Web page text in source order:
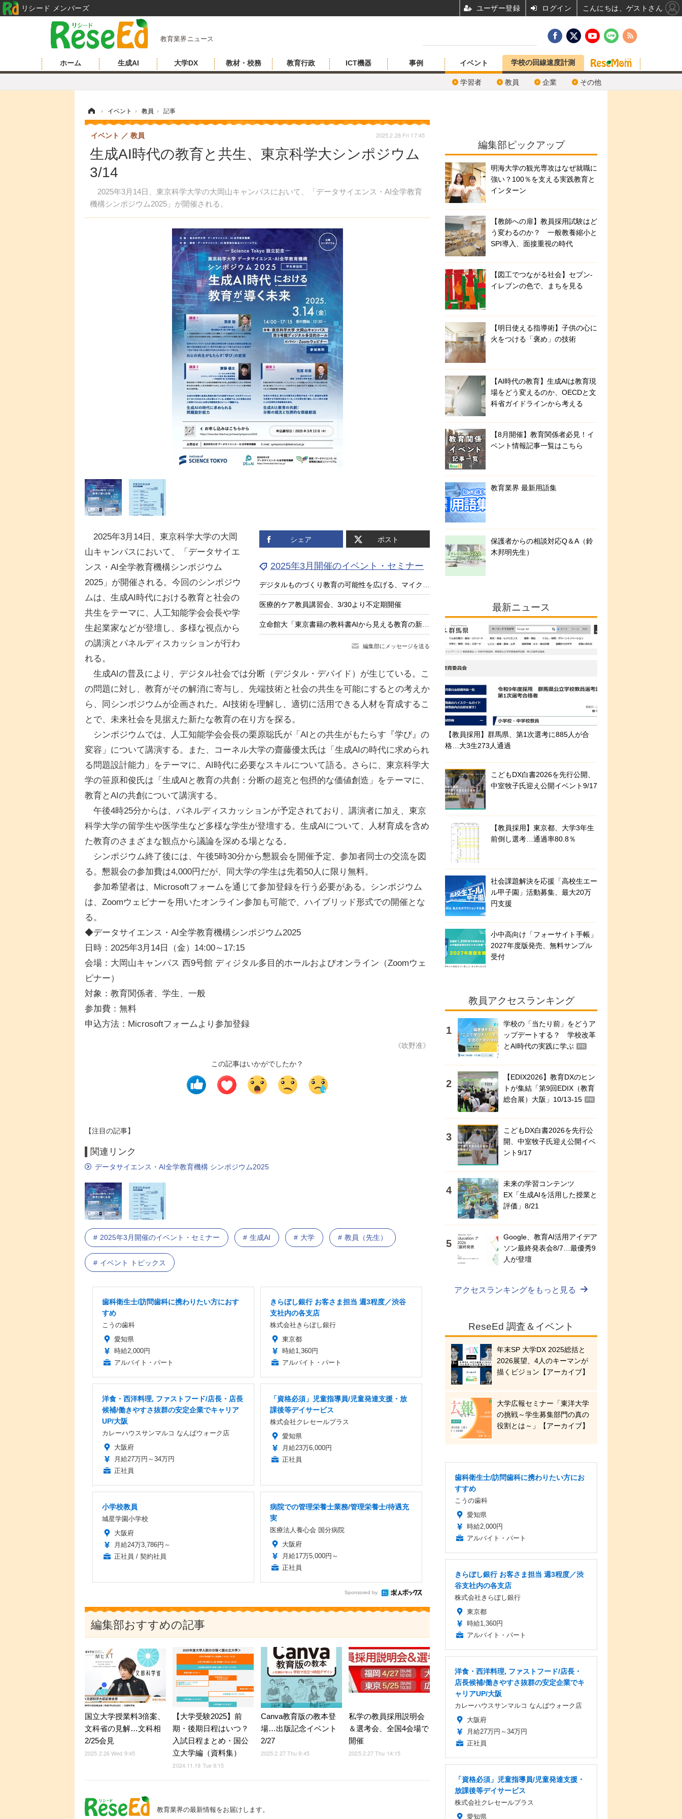
教育業界ニュース
ホーム 生成AI 大学DX 教材・校務 教育行政 ICT機器 事例 イベント
学習者 教員 企業 その他
学校の回線速度計測
› イベント › 教員 › 記事
生成AI時代の教育と共生、東京科学大シンポジウム
3/14
2025年3月14日、東京科学大学の大岡山キャンパスにおいて、「データサイエンス・AI全学教育
機構シンポジウム2025」が開催される。
イベント 教員 2025.2.28 Fri 17:45
シェア ポスト
2025年3月開催のイベント・セミナー
デジタルものづくり教育の可能性を広げる、マイクラカップ活動報告会レポート
医療的ケア教員講習会、3/30より不定期開催
立命館大「東京書籍の教科書AIから見える教育の新しいデザイン」3/30
編集部にメッセージを送る
2025年3月14日、東京科学大学の大岡
山キャンパスにおいて、「データサイエ
ンス・AI全学教育機構シンポジウム
2025」が開催される。今回のシンポジウ
ムは、生成AI時代における教育と社会の
共生をテーマに、人工知能学会会長や学
生起業家などが登壇し、多様な視点から
の講演とパネルディスカッションが行わ
れる。
生成AIの普及により、デジタル社会では分断（デジタル・デバイド）が生じている。こ
の問題に対し、教育がその解消に寄与し、先端技術と社会の共生を可能にするとの考えか
ら、同シンポジウムが企画された。AI技術を理解し、適切に活用できる人材を育成するこ
とで、未来社会を見据えた新たな教育の在り方を探る。
シンポジウムでは、人工知能学会会長の栗原聡氏が「AIとの共生がもたらす『学び』の
変容」について講演する。また、コーネル大学の齋藤優太氏は「生成AIの時代に求められ
る問題設計能力」をテーマに、AI時代に必要なスキルについて語る。さらに、東京科学大
学の笹原和俊氏は「生成AIと教育の共創：分断の超克と包摂的な価値創造」をテーマに、
教育とAIの共創について講演する。
午後4時25分からは、パネルディスカッションが予定されており、講演者に加え、東京
科学大学の留学生や医学生など多様な学生が登壇する。生成AIについて、人材育成を含め
た教育のさまざまな観点から議論を深める場となる。
シンポジウム終了後には、午後5時30分から懇親会を開催予定、参加者同士の交流を図
る。懇親会の参加費は4,000円だが、同大学の学生は先着50人に限り無料。
参加希望者は、Microsoftフォームを通じて参加登録を行う必要がある。シンポジウム
は、Zoomウェビナーを用いたオンライン参加も可能で、ハイブリッド形式での開催とな
る。
◆データサイエンス・AI全学教育機構シンポジウム2025
日時：2025年3月14日（金）14:00～17:15
会場：大岡山キャンパス 西9号館 ディジタル多目的ホールおよびオンライン（Zoomウェ
ビナー）
対象：教育関係者、学生、一般
参加費：無料
申込方法：Microsoftフォームより参加登録
《吹野准》
この記事はいかがでしたか？
【注目の記事】
関連リンク
データサイエンス・AI全学教育機構 シンポジウム2025
2025年3月開催のイベント・セミナー 生成AI 大学 教員（先生）
イベント トピックス
歯科衛生士/訪問歯科に携わりたい方におす
すめ
こうの歯科
愛知県
時給2,000円
アルバイト・パート
きらぼし銀行 お客さま担当 週3程度／渋谷
支社内の各支店
株式会社きらぼし銀行
東京都
時給1,360円
アルバイト・パート
洋食・西洋料理, ファストフード/店長・店長
候補/働きやすさ抜群の安定企業でキャリア
UP/大阪
カレーハウスサンマルコ なんばウォーク店
大阪府
月給27万円～34万円
正社員
「資格必須」児童指導員/児童発達支援・放
課後等デイサービス
株式会社クレセールプラス
愛知県
月給23万6,000円
正社員
小学校教員
城星学園小学校
大阪府
月給24万3,786円～
正社員 / 契約社員
病院での管理栄養士業務/管理栄養士/待遇充
実
医療法人養心会 国分病院
大阪府
月給17万5,000円～
正社員
Sponsored by
編集部おすすめの記事
国立大学授業料3倍案、
文科省の見解…文科相
2/25会見
2025.2.26 Wed 9:45
【大学受験2025】前
期・後期日程はいつ？
入試日程まとめ・国公
立大学編（資料集）
2024.11.19 Tue 9:15
Canva教育版の教本登
場…出版記念イベント
2/27
2025.2.27 Thu 9:45
私学の教員採用説明会
＆選考会、全国4会場で
開催
2025.2.27 Thu 14:15
教育業界の最新情報をお届けします。
編集部ピックアップ
明海大学の観光専攻はなぜ就職に
強い？100％を支える実践教育と
インターン
【教師への扉】教員採用試験はど
う変わるのか？ 一般教養縮小と
SPI導入、面接重視の時代
【図工でつながる社会】セブン‐
イレブンの色で、まちを見る
【明日使える指導術】子供の心に
火をつける「褒め」の技術
【AI時代の教育】生成AIは教育現
場をどう変えるのか、OECDと文
科省ガイドラインから考える
【8月開催】教育関係者必見！イ
ベント情報記事一覧はこちら
教育業界 最新用語集
保護者からの相談対応Q＆A（鈴
木邦明先生）
最新ニュース
【教員採用】群馬県、第1次選考に885人が合
格…大3生273人通過
こどもDX白書2026を先行公開、
中室牧子氏迎え公開イベント9/17
【教員採用】東京都、大学3年生
前倒し選考…通過率80.8％
社会課題解決を応援「高校生エー
ル甲子園」活動募集、最大20万
円支援
小中高向け「フォーサイト手帳」
2027年度版発売、無料サンプル
受付
教員アクセスランキング
学校の「当たり前」をどうア
ップデートする？ 学校改革
とAI時代の実践に学ぶ
PR
【EDIX2026】教育DXのヒン
トが集結「第9回EDIX（教育
総合展）大阪」10/13-15
PR
こどもDX白書2026を先行公
開、中室牧子氏迎え公開イベ
ント9/17
未来の学習コンテンツ
EX「生成AIを活用した授業と
評価」8/21
Google、教育AI活用アイデア
ソン最終発表会8/7…最優秀9
人が登壇
アクセスランキングをもっと見る
ReseEd 調査＆イベント
年末SP 大学DX 2025総括と
2026展望、4人のキーマンが
描くビジョン【アーカイブ】
大学広報セミナー「東洋大学
の挑戦～学生募集部門の真の
役割とは～」【アーカイブ】
歯科衛生士/訪問歯科に携わりたい方にお
すすめ
こうの歯科
愛知県
時給2,000円
アルバイト・パート
きらぼし銀行 お客さま担当 週3程度／渋
谷支社内の各支店
株式会社きらぼし銀行
東京都
時給1,360円
アルバイト・パート
洋食・西洋料理, ファストフード/店長・
店長候補/働きやすさ抜群の安定企業でキ
ャリアUP/大阪
カレーハウスサンマルコ なんばウォーク店
大阪府
月給27万円～34万円
正社員
「資格必須」児童指導員/児童発達支援・
放課後等デイサービス
株式会社クレセールプラス
愛知県
リシード メンバーズ ユーザー登録 ログイン こんにちは、ゲストさん